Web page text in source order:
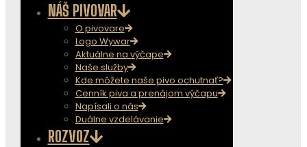
NÁŠ PIVOVAR
O pivovare
Logo Wywar
Aktuálne na výčape
Naše služby
Kde môžete naše pivo ochutnať?
Cenník piva a prenájom výčapu
Napísali o nás
Duálne vzdelávanie
ROZVOZ